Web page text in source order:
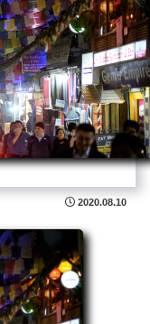
2020.08.10